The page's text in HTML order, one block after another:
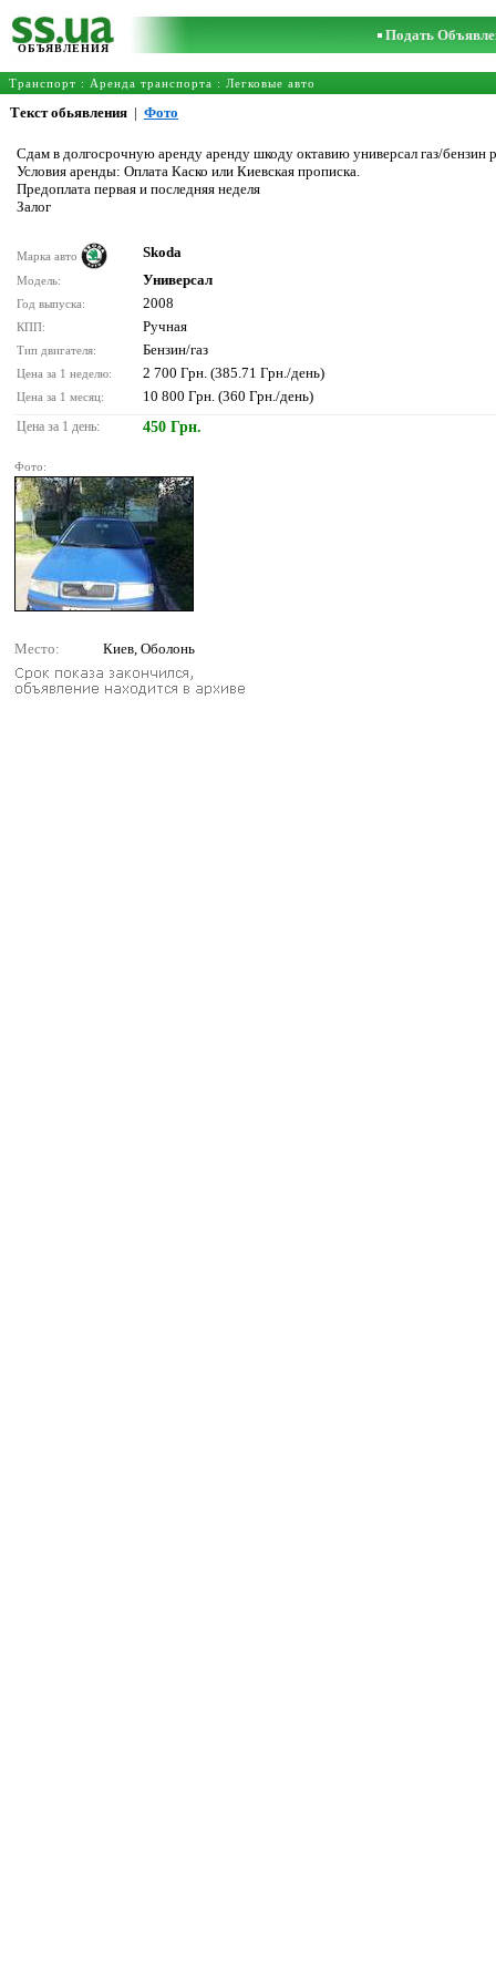
ОБЪЯВЛЕНИЯ
Подать
Транспорт : Аренда транспорта : Легковые авто
Текст обьявления | Фото
Сдам в долгосрочную аренду аренду шкоду октавию универсал газ/бензин
Условия аренды: Оплата Каско или Киевская прописка.
Предоплата первая и последняя неделя
Залог
Марка авто Skoda
Модель: Универсал
Год выпуска: 2008
КПП: Ручная
Тип двигателя: Бензин/газ
Цена за 1 неделю: 2 700 Грн. (385.71 Грн./день)
Цена за 1 месяц: 10 800 Грн. (360 Грн./день)
Цена за 1 день: 450 Грн.
Фото:
Место: Киев, Оболонь